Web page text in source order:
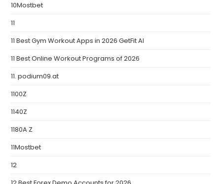
10Mostbet
11
11 Best Gym Workout Apps in 2026 GetFit AI
11 Best Online Workout Programs of 2026
11. podium09.at
1100Z
1140Z
1180A Z
11Mostbet
12